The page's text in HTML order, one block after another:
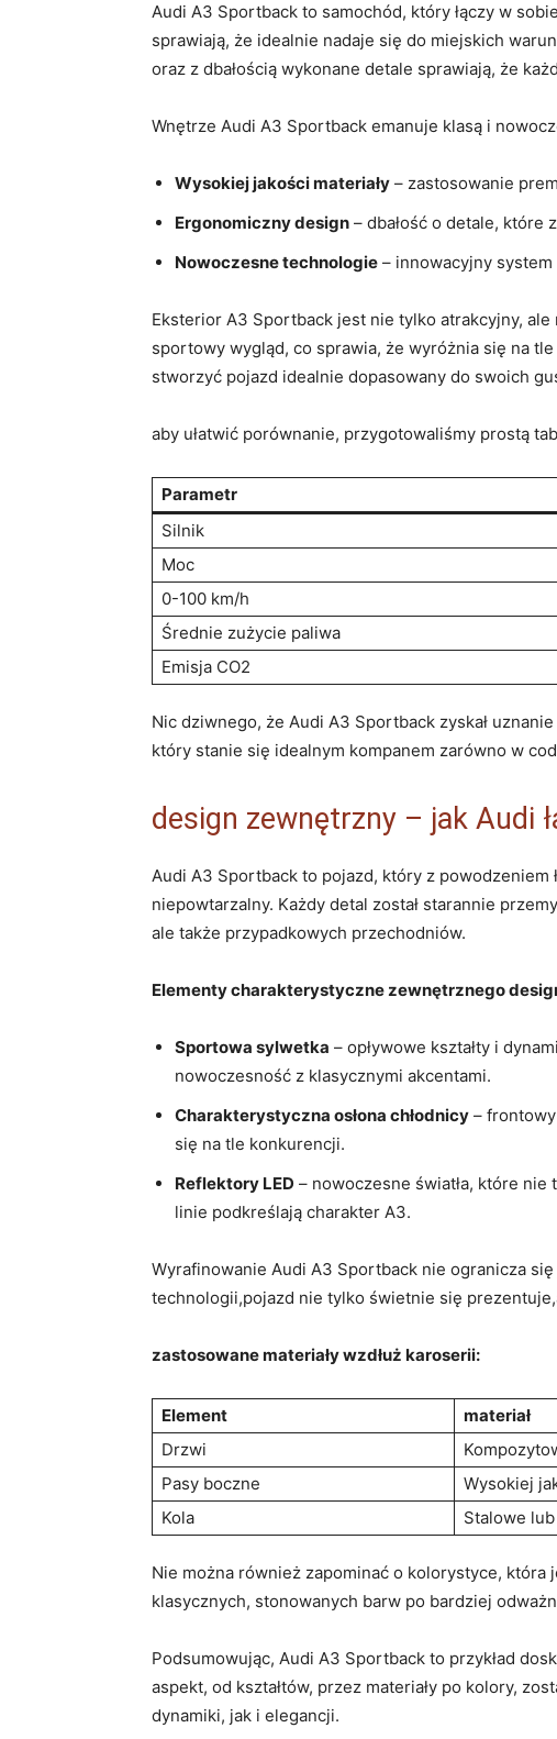
Audi A3 Sportback ​to samochód, który ⁤łączy w
sprawiają, że idealnie⁢ nadaje​ się do miejskich
oraz z dbałością wykonane‍ detale sprawiają,⁢ że
Wnętrze ‌Audi ⁤A3 Sportback emanuje klasą i
Wysokiej‌ jakości materiały – zastosowanie
Ergonomiczny design – dbałość o detale,
Nowoczesne⁢ technologie – innowacyjny
Eksterior A3⁢ Sportback ‌jest nie tylko‌ atrakcyjny,
sportowy wygląd,‍ co sprawia,​ że wyróżnia się na
stworzyć pojazd idealnie dopasowany do swoich
aby ułatwić porównanie, przygotowaliśmy prostą
Parametr
Silnik
Moc
0-100⁣ km/h
Średnie‍ zużycie paliwa
Emisja CO2
Nic dziwnego, że Audi⁢ A3⁢ Sportback zyskał
⁤który stanie się idealnym​ kompanem ‍zarówno w
design​ zewnętrzny⁢ – jak Audi
Audi A3 Sportback to​ pojazd,‍ który z
niepowtarzalny. Każdy detal został ‌starannie
ale także przypadkowych przechodniów.
Elementy charakterystyczne ​zewnętrznego
Sportowa sylwetka – ‍opływowe kształty i​
nowoczesność z⁣ klasycznymi akcentami.
Charakterystyczna osłona ‍chłodnicy –
się‍ na ⁣tle ⁤konkurencji.
Reflektory⁣ LED – nowoczesne światła,​ które
linie podkreślają charakter⁢ A3.
Wyrafinowanie Audi A3 Sportback nie ogranicza
technologii,pojazd nie tylko świetnie się
zastosowane materiały wzdłuż karoserii:
Element
materiał
Drzwi
Pasy boczne
Wysokiej
Kola
Stalowe
Nie można również zapominać o kolorystyce,
klasycznych, stonowanych barw po bardziej
Podsumowując,⁢ Audi⁤ A3 Sportback to ‍przykład⁤
aspekt, od ‍kształtów, przez materiały po⁣ kolory,
dynamiki, jak ​i⁤ elegancji.